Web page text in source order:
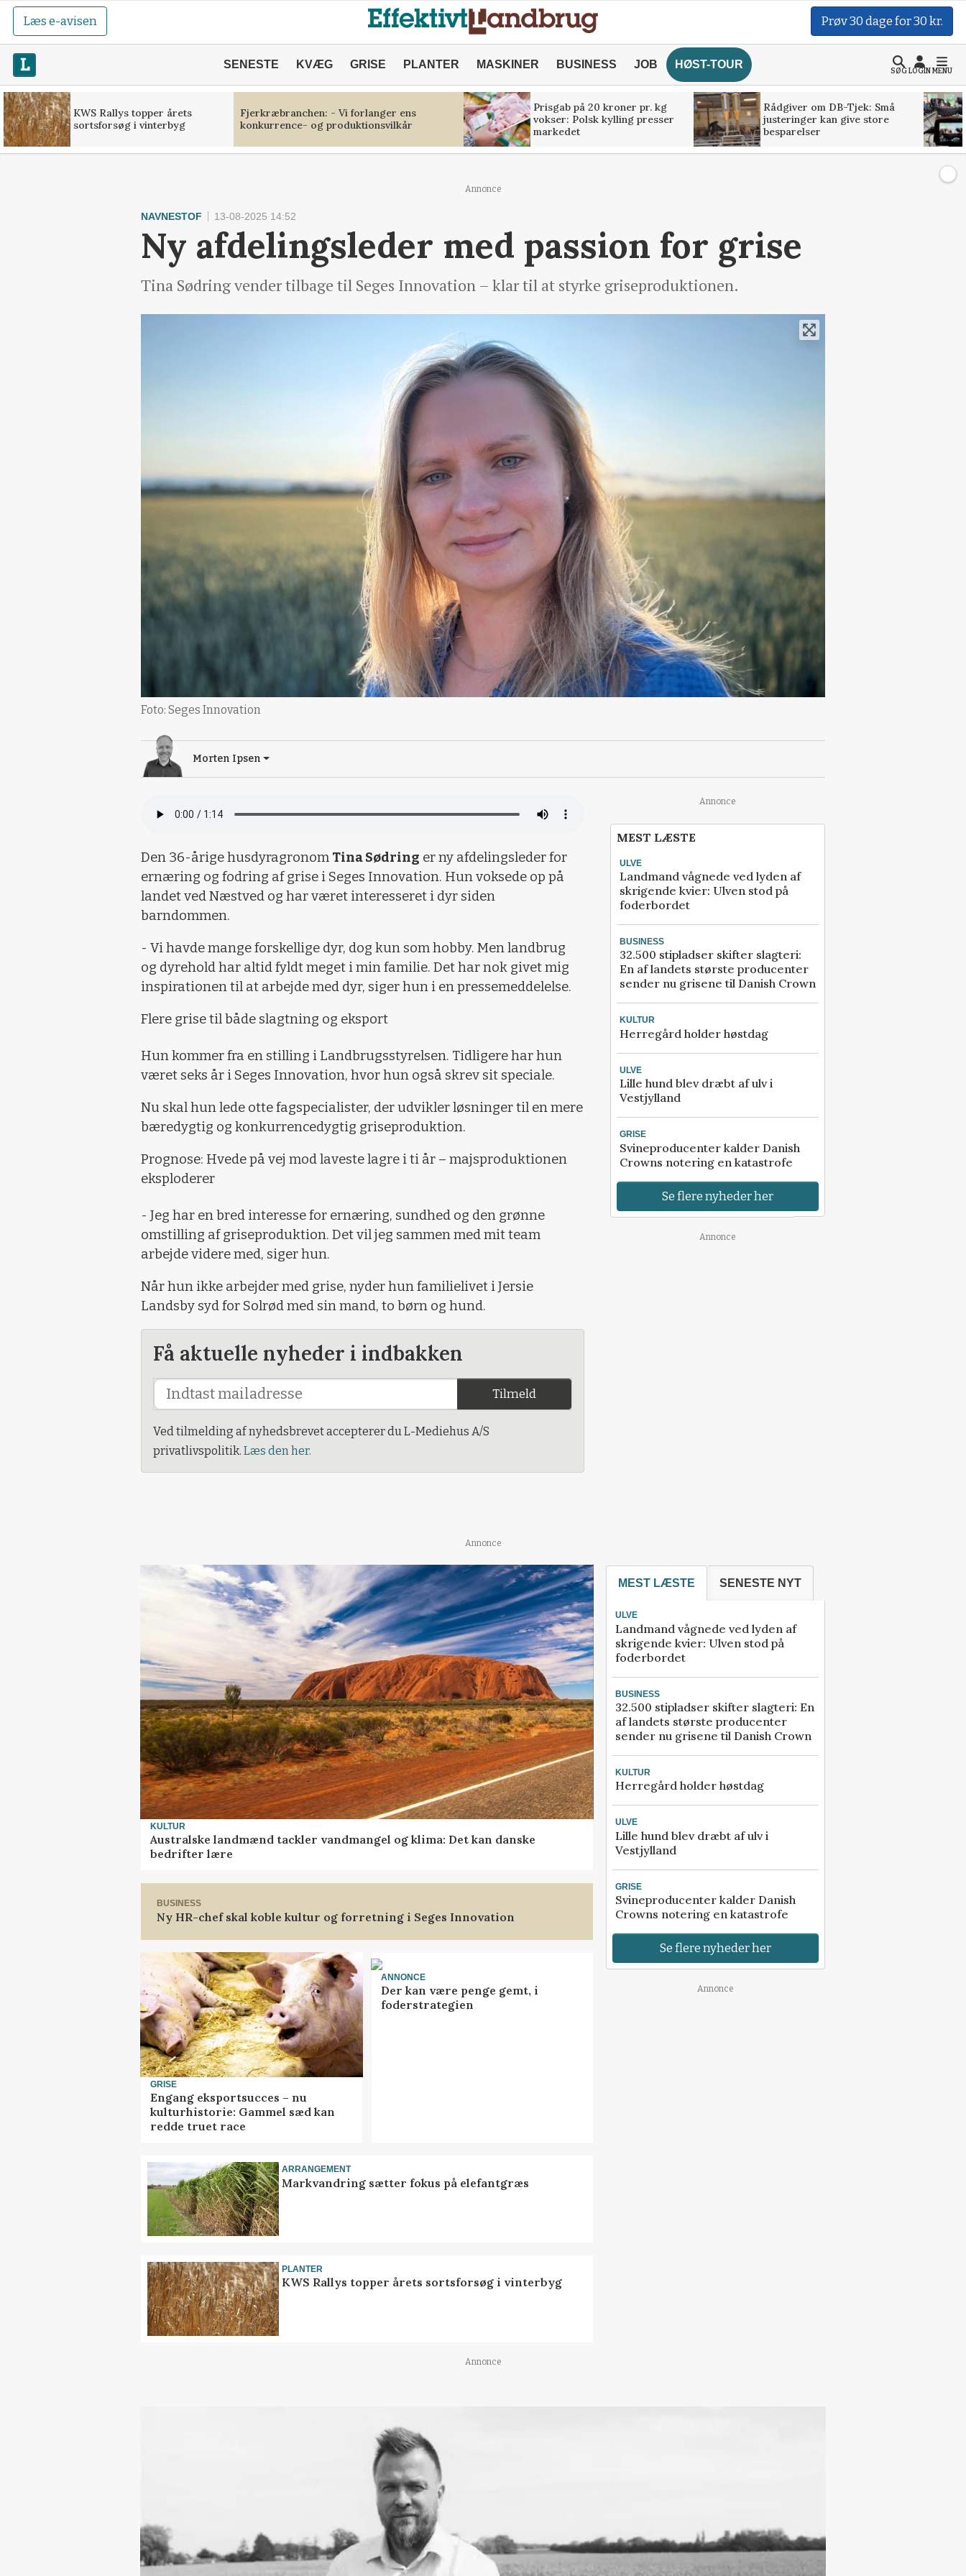
Læs e-avisen Prøv 30 dage for 30 kr.
SENESTE KVÆG GRISE PLANTER MASKINER BUSINESS JOB HØST-TOUR
SØGLOGINMENU
KWS Rallys topper årets
sortsforsøg i vinterbyg
Fjerkræbranchen: - Vi forlanger ens
konkurrence- og produktionsvilkår
Prisgab på 20 kroner pr. kg
vokser: Polsk kylling presser
markedet
Rådgiver om DB-Tjek: Små
justeringer kan give store
besparelser
Annonce
NAVNESTOF 13-08-2025 14:52
Ny afdelingsleder med passion for grise
Tina Sødring vender tilbage til Seges Innovation – klar til at styrke griseproduktionen.
Foto: Seges Innovation
Morten Ipsen
Den 36-årige husdyragronom Tina Sødring er ny afdelingsleder for
ernæring og fodring af grise i Seges Innovation. Hun voksede op på
landet ved Næstved og har været interesseret i dyr siden
barndommen.
- Vi havde mange forskellige dyr, dog kun som hobby. Men landbrug
og dyrehold har altid fyldt meget i min familie. Det har nok givet mig
inspirationen til at arbejde med dyr, siger hun i en pressemeddelelse.
Flere grise til både slagtning og eksport
Hun kommer fra en stilling i Landbrugsstyrelsen. Tidligere har hun
været seks år i Seges Innovation, hvor hun også skrev sit speciale.
Nu skal hun lede otte fagspecialister, der udvikler løsninger til en mere
bæredygtig og konkurrencedygtig griseproduktion.
Prognose: Hvede på vej mod laveste lagre i ti år – majsproduktionen
eksploderer
- Jeg har en bred interesse for ernæring, sundhed og den grønne
omstilling af griseproduktion. Det vil jeg sammen med mit team
arbejde videre med, siger hun.
Når hun ikke arbejder med grise, nyder hun familielivet i Jersie
Landsby syd for Solrød med sin mand, to børn og hund.
Få aktuelle nyheder i indbakken
Tilmeld
Ved tilmelding af nyhedsbrevet accepterer du L-Mediehus A/S
privatlivspolitik. Læs den her.
Annonce
MEST LÆSTE
ULVE
Landmand vågnede ved lyden af
skrigende kvier: Ulven stod på
foderbordet
BUSINESS
32.500 stipladser skifter slagteri:
En af landets største producenter
sender nu grisene til Danish Crown
KULTUR
Herregård holder høstdag
ULVE
Lille hund blev dræbt af ulv i
Vestjylland
GRISE
Svineproducenter kalder Danish
Crowns notering en katastrofe
Se flere nyheder her
Annonce
Annonce
KULTUR
Australske landmænd tackler vandmangel og klima: Det kan danske
bedrifter lære
BUSINESS
Ny HR-chef skal koble kultur og forretning i Seges Innovation
GRISE
Engang eksportsucces – nu
kulturhistorie: Gammel sæd kan
redde truet race
ANNONCE
Der kan være penge gemt, i
foderstrategien
ARRANGEMENT
Markvandring sætter fokus på elefantgræs
PLANTER
KWS Rallys topper årets sortsforsøg i vinterbyg
MEST LÆSTE SENESTE NYT
ULVE
Landmand vågnede ved lyden af
skrigende kvier: Ulven stod på
foderbordet
BUSINESS
32.500 stipladser skifter slagteri: En
af landets største producenter
sender nu grisene til Danish Crown
KULTUR
Herregård holder høstdag
ULVE
Lille hund blev dræbt af ulv i
Vestjylland
GRISE
Svineproducenter kalder Danish
Crowns notering en katastrofe
Se flere nyheder her
Annonce
Annonce